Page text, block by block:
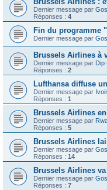
Dernier message par
Réponses : 4
Fin du programme
Dernier message par
Brussels Airlines à
Dernier message par Dip
Réponses : 2
Lufthansa diffuse
Dernier message par
Réponses : 1
Brussels Airlines
Dernier message par
Réponses : 5
Brussels Airlines
Dernier message par
Réponses : 14
Brussels Airlines
Dernier message par
Réponses : 7